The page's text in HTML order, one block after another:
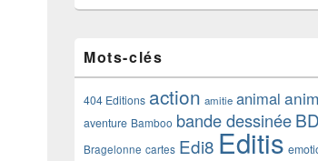
Mots-clés
404 Editions action amitie animal
aventure Bamboo bande dessinéeBD
Bragelonne cartes Edi8 Editis